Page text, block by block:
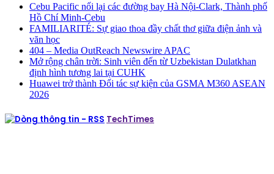
Cebu Pacific nối lại các đường bay Hà Nội-Clark, Thành phố
Hồ Chí Minh-Cebu
FAMILIARITÉ: Sự giao thoa đầy chất thơ giữa điện ảnh và
văn học
404 – Media OutReach Newswire APAC
Mở rộng chân trời: Sinh viên đến từ Uzbekistan Dulatkhan
định hình tương lai tại CUHK
Huawei trở thành Đối tác sự kiện của GSMA M360 ASEAN
2026
TechTimes